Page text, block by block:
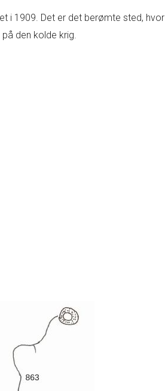
i 1909. Det er det berømte sted, hvor
den kolde krig.